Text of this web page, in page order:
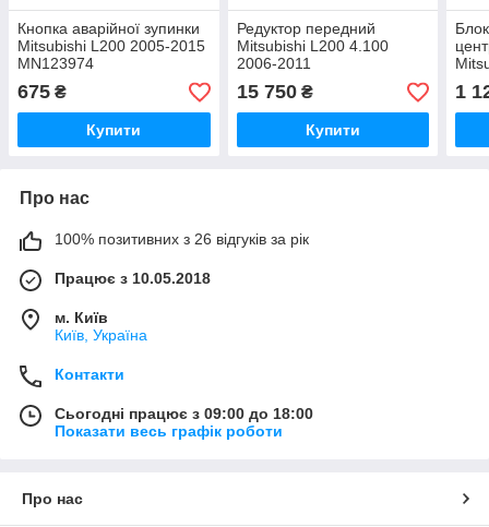
Кнопка аварійної зупинки
Mitsubishi L200 2005-2015
MN123974
675 ₴
Купити
Редуктор передний
Mitsubishi L200 4.100
2006-2011
15 750₴
Купити
1
Про нас
100% позитивних з 26 відгуків за рік
Працює з 10.05.2018
м. Київ
Київ, Україна
Контакти
Сьогодні працює з 09:00 до 18:00
Показати весь графік роботи
Про нас